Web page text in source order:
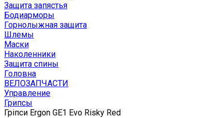
Защита запястья
Бодиарморы
Горнолыжная защита
Шлемы
Маски
Наколенники
Защита спины
Головна
ВЕЛОЗАПЧАСТИ
Управление
Грипсы
Гріпси Ergon GE1 Evo Risky Red